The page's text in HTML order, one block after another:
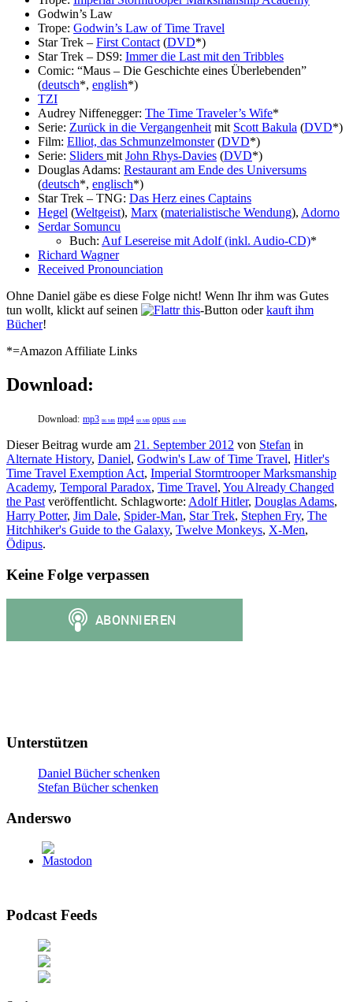
Godwin’s Law
Trope: Godwin’s Law of Time Travel
Star Trek – First Contact (DVD*)
Star Trek – DS9: Immer die Last mit den Tribbles
Comic: “Maus – Die Geschichte eines Überlebenden”
(deutsch*, english*)
TZI
Audrey Niffenegger: The Time Traveler’s Wife*
Serie: Zurück in die Vergangenheit mit Scott Bakula (DVD*)
Film: Elliot, das Schmunzelmonster(DVD*)
Serie: Sliders mit John Rhys-Davies (DVD*)
Douglas Adams: Restaurant am Ende des Universums
(deutsch*, englisch*)
Star Trek – TNG: Das Herz eines Captains
Hegel (Weltgeist), Marx (materialistische Wendung), Adorno
Serdar Somuncu
Buch: Auf Lesereise mit Adolf (inkl. Audio-CD)*
Richard Wagner
Received Pronounciation
Ohne Daniel gäbe es diese Folge nicht! Wenn Ihr ihm was Gutes
tun wollt, klickt auf seinen
-Button oderkauft ihm
Bücher!
*=Amazon Affiliate Links
Download:
Download: mp3 86 MB mp4 60 MB opus 43 MB
Dieser Beitrag wurde am 21. September 2012 von Stefan in
Alternate History, Daniel, Godwin's Law of Time Travel, Hitler's
Time Travel Exemption Act, Imperial Stormtrooper Marksmanship
Academy, Temporal Paradox, Time Travel, You Already Changed
the Past veröffentlicht. Schlagworte: Adolf Hitler, Douglas Adams,
Harry Potter, Jim Dale, Spider-Man, Star Trek, Stephen Fry, The
Hitchhiker's Guide to the Galaxy, Twelve Monkeys, X-Men,
Ödipus.
Keine Folge verpassen
Unterstützen
Daniel Bücher schenken
Stefan Bücher schenken
Anderswo
Podcast Feeds